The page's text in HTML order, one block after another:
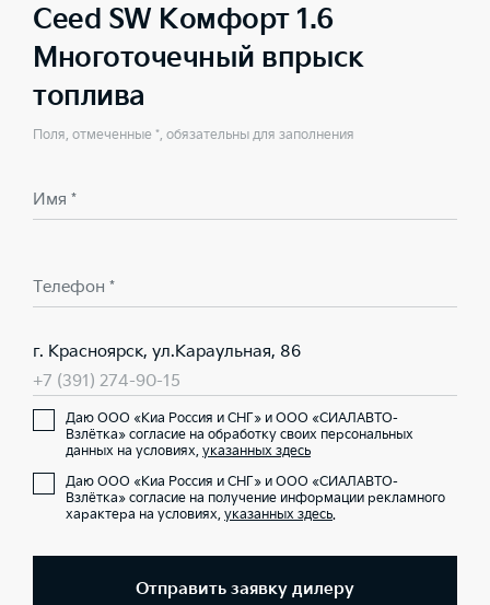
Ceed SW Комфорт 1.6
Многоточечный впрыск
топлива
Поля, отмеченные *, обязательны для заполнения
Имя *
Телефон *
г. Красноярск, ул.Караульная, 86
+7 (391) 274-90-15
Даю ООО «Киа Россия и СНГ» и ООО «СИАЛАВТО-
Взлётка» согласие на обработку своих персональных
данных на условиях, указанных здесь
Даю ООО «Киа Россия и СНГ» и ООО «СИАЛАВТО-
Взлётка» согласие на получение информации рекламного
характера на условиях, указанных здесь.
Отправить заявку дилеру